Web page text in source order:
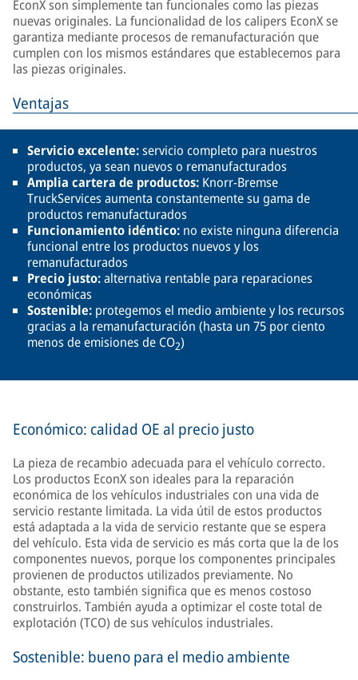
EconX son simplemente tan funcionales como las piezas
nuevas originales. La funcionalidad de los calipers EconX se
garantiza mediante procesos de remanufacturación que
cumplen con los mismos estándares que establecemos para
las piezas originales.
Ventajas
Servicio excelente:servicio completo para nuestros
productos, ya sean nuevos o remanufacturados
Amplia cartera de productos: Knorr-Bremse
TruckServices aumenta constantemente su gama de
productos remanufacturados
Funcionamiento idéntico: no existe ninguna diferencia
funcional entre los productos nuevos y los
remanufacturados
Precio justo:alternativa rentable para reparaciones
económicas
Sostenible: protegemos el medio ambiente y los recursos
gracias a la remanufacturación (hasta un 75 por ciento
menos de emisiones de CO2)
Económico: calidad OE al precio justo
La pieza de recambio adecuada para el vehículo correcto.
Los productos EconX son ideales para la reparación
económica de los vehículos industriales con una vida de
servicio restante limitada. La vida útil de estos productos
está adaptada a la vida de servicio restante que se espera
del vehículo. Esta vida de servicio es más corta que la de los
componentes nuevos, porque los componentes principales
provienen de productos utilizados previamente. No
obstante, esto también significa que es menos costoso
construirlos. También ayuda a optimizar el coste total de
explotación (TCO) de sus vehículos industriales.
Sostenible: bueno para el medio ambiente